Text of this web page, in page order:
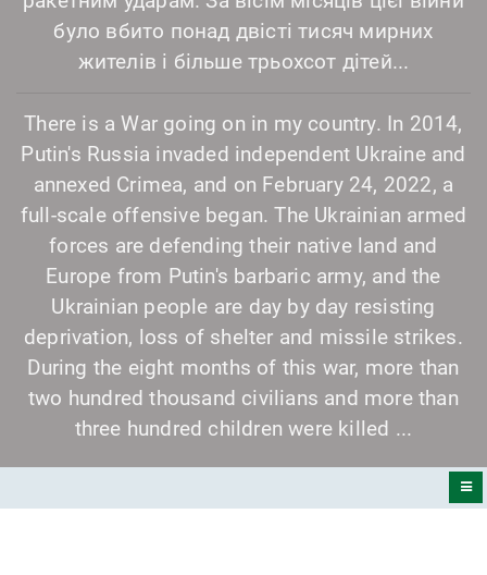
було вбито понад двісті тисяч мирних
жителів і більше трьохсот дітей...
There is a War going on in my country. In 2014,
Putin's Russia invaded independent Ukraine and
annexed Crimea, and on February 24, 2022, a
full-scale offensive began. The Ukrainian armed
forces are defending their native land and
Europe from Putin's barbaric army, and the
Ukrainian people are day by day resisting
deprivation, loss of shelter and missile strikes.
During the eight months of this war, more than
two hundred thousand civilians and more than
three hundred children were killed ...